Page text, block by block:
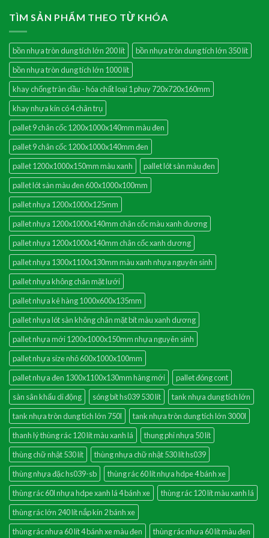
TÌM SẢN PHẨM THEO TỪ KHÓA
bồn nhựa tròn dung tích lớn 200 lít
bồn nhựa tròn dung tích lớn 350 lít
bồn nhựa tròn dung tích lớn 1000 lít
khay chống tràn dầu - hóa chất loại 1 phuy 720x720x160mm
khay nhựa kín có 4 chân trụ
pallet 9 chân cốc 1200x1000x140mm màu đen
pallet 9 chân cốc 1200x1000x140mm đen
pallet 1200x1000x150mm màu xanh
pallet lót sàn màu đen
pallet lót sàn màu đen 600x1000x100mm
pallet nhựa 1200x1000x125mm
pallet nhựa 1200x1000x140mm chân cốc màu xanh dương
pallet nhựa 1200x1000x140mm chân cốc xanh dương
pallet nhựa 1300x1100x130mm màu xanh nhựa nguyên sinh
pallet nhựa không chân mặt lưới
pallet nhựa kê hàng 1000x600x135mm
pallet nhựa lót sàn không chân mặt bít màu xanh dương
pallet nhựa mới 1200x1000x150mm nhựa nguyên sinh
pallet nhựa size nhỏ 600x1000x100mm
pallet nhựa đen 1300x1100x130mm hàng mới
pallet đóng cont
sàn sân khấu di động
sóng bít hs039 530 lít
tank nhựa dung tích lớn
tank nhựa tròn dung tích lớn 750l
tank nhựa tròn dung tích lớn 3000l
thanh lý thùng rác 120 lít màu xanh lá
thung phi nhựa 50 lít
thùng chữ nhật 530 lít
thùng nhựa chữ nhật 530 lít hs039
thùng nhựa đặc hs039-sb
thùng rác 60 lít nhựa hdpe 4 bánh xe
thùng rác 60l nhựa hdpe xanh lá 4 bánh xe
thùng rác 120 lít màu xanh lá
thùng rác lớn 240 lít nắp kín 2 bánh xe
thùng rác nhưa 60 lít 4 bánh xe màu đen
thùng rác nhưa 60 lít màu đen